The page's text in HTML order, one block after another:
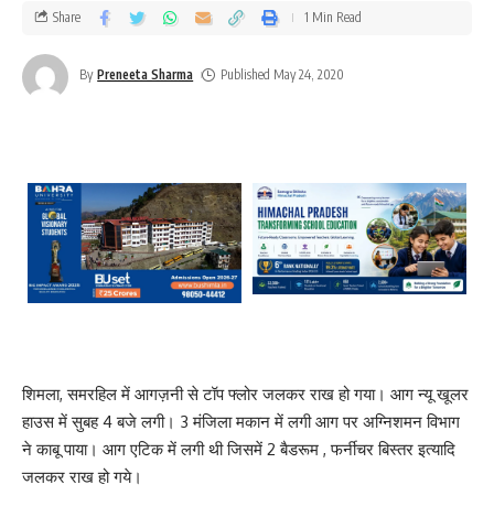
By Preneeta Sharma Published May 24, 2020
Share 1 Min Read
शिमला, समरहिल में आगज़नी से टॉप फ्लोर जलकर राख हो गया। आग न्यू खूलर
हाउस में सुबह 4 बजे लगी। 3 मंजिला मकान में लगी आग पर अग्निशमन विभाग
ने काबू पाया। आग एटिक में लगी थी जिसमें 2 बैडरूम , फर्नीचर बिस्तर इत्यादि
जलकर राख हो गये।